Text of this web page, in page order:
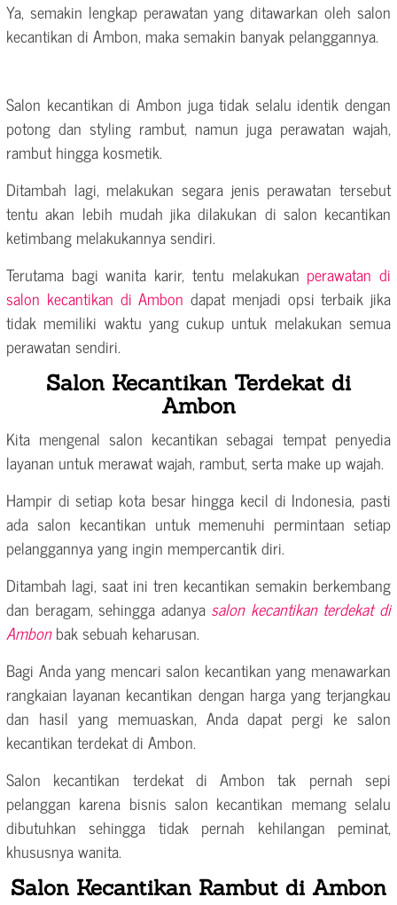
Ya, semakin lengkap perawatan yang ditawarkan oleh salon
kecantikan di Ambon, maka semakin banyak pelanggannya.
Salon kecantikan di Ambon juga tidak selalu identik dengan
potong dan styling rambut, namun juga perawatan wajah,
rambut hingga kosmetik.
Ditambah lagi, melakukan segara jenis perawatan tersebut
tentu akan lebih mudah jika dilakukan di salon kecantikan
ketimbang melakukannya sendiri.
Terutama bagi wanita karir, tentu melakukan perawatan di
salon kecantikan di Ambon dapat menjadi opsi terbaik jika
tidak memiliki waktu yang cukup untuk melakukan semua
perawatan sendiri.
Salon Kecantikan Terdekat di
Ambon
Kita mengenal salon kecantikan sebagai tempat penyedia
layanan untuk merawat wajah, rambut, serta make up wajah.
Hampir di setiap kota besar hingga kecil di Indonesia, pasti
ada salon kecantikan untuk memenuhi permintaan setiap
pelanggannya yang ingin mempercantik diri.
Ditambah lagi, saat ini tren kecantikan semakin berkembang
dan beragam, sehingga adanya salon kecantikan terdekat di
Ambonbak sebuah keharusan.
Bagi Anda yang mencari salon kecantikan yang menawarkan
rangkaian layanan kecantikan dengan harga yang terjangkau
dan hasil yang memuaskan, Anda dapat pergi ke salon
kecantikan terdekat di Ambon.
Salon kecantikan terdekat di Ambon tak pernah sepi
pelanggan karena bisnis salon kecantikan memang selalu
dibutuhkan sehingga tidak pernah kehilangan peminat,
khususnya wanita.
Salon Kecantikan Rambut di Ambon